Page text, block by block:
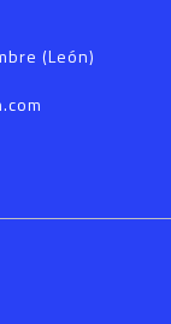
(León)